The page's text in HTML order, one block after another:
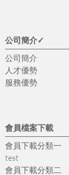
公司簡介✓
公司簡介
人才優勢
服務優勢
會員檔案下載
會員下載分類一
test
會員下載分類二